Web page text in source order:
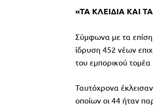
«ΤΑ ΚΛΕΙΔΙΑ ΚΑΙ
Σύμφωνα με τα
ίδρυση 452 νέων
του εμπορικού τομέα
Ταυτόχρονα
οποίων οι 44 ήταν